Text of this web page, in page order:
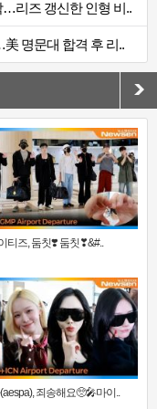
…리즈 갱신한 인형 비..
명문대 합격 후 리..
티즈, 둠칫❣️ 둠칫❣&#..
죄송해요🥺🎤마이..